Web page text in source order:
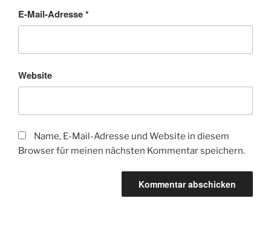
E-Mail-Adresse*
Website
Name, E-Mail-Adresse und Website in diesem
Browser für meinen nächsten Kommentar speichern.